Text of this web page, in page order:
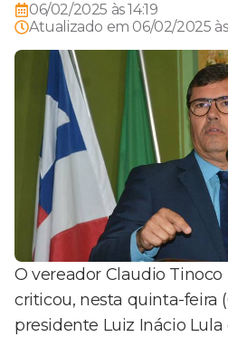
06/02/2025 às 14:19
Atualizado em 06/02/2025 às
O vereador Claudio Tinoco
criticou, nesta quinta-feira
presidente Luiz Inácio Lula